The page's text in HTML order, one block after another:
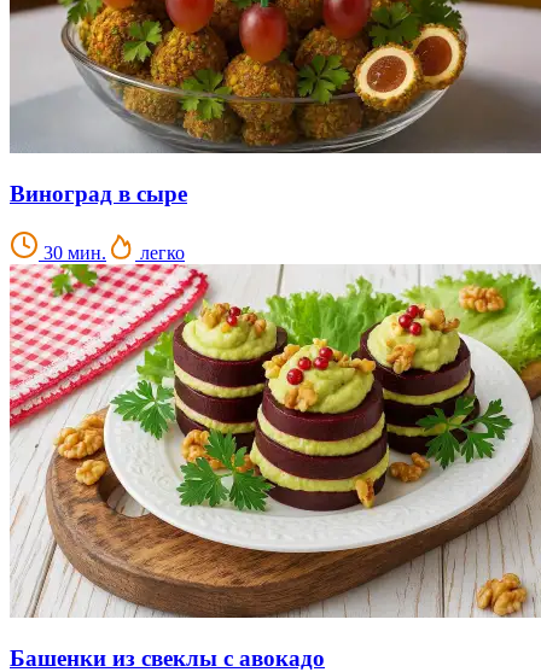
Виноград в сыре
30 мин. легко
Башенки из свеклы с авокадо